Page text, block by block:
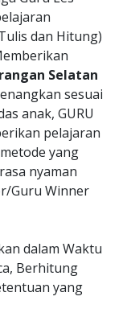
dan Hitung)
Selatan
sesuai
anak, GURU
pelajaran
yang
nyaman
Guru Winner
dalam Waktu
Berhitung
yang